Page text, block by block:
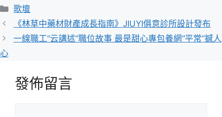
分
類
歌壇
《林草中藥材財產成長指南》JIUYI俱意診所設計發布
一線職工“云講述”職位故事 最是甜心專包養網“平常”撼人
心
發佈留言